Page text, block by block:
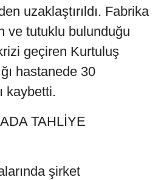
uzaklaştırıldı. Fabrika
ve tutuklu bulunduğu
geçiren Kurtuluş
hastanede 30
kaybetti.
TAHLİYE
şirket